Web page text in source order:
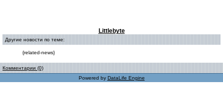
Littlebyte
Другие новости по теме:
{related-news}
Комментарии (0)
Powered by DataLife Engine